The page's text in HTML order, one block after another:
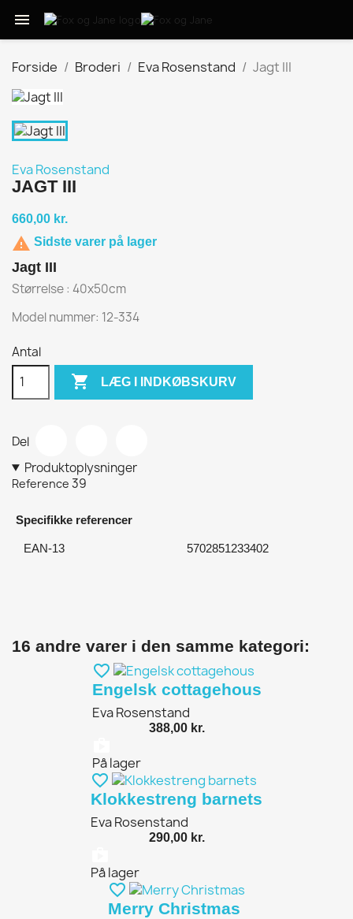

Forside Broderi Eva Rosenstand Jagt III
Eva Rosenstand
JAGT III
660,00 kr.
 Sidste varer på lager
Jagt III
Størrelse : 40x50cm
Model nummer: 12-334
Antal
 LÆG I INDKØBSKURV
Del
Produktoplysninger
Reference 39
Specifikke referencer
EAN-13 5702851233402
16 andre varer i den samme kategori:
favorite_border
Engelsk cottagehous
Eva Rosenstand
388,00 kr.
På lager
favorite_border
Klokkestreng barnets
Eva Rosenstand
290,00 kr.
På lager
favorite_border
Merry Christmas